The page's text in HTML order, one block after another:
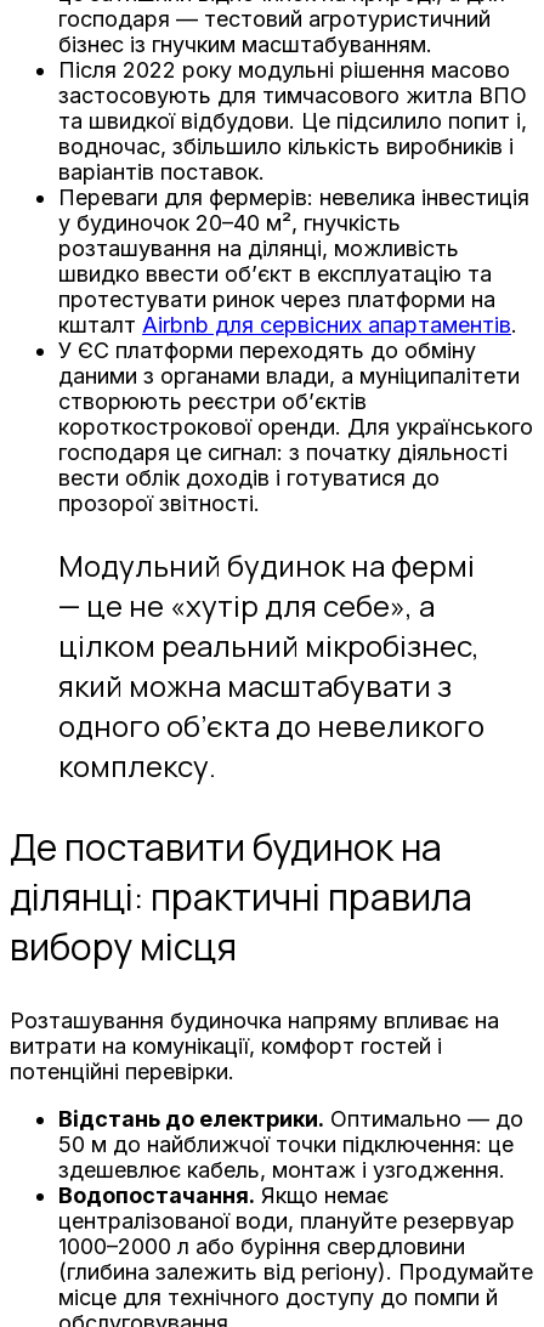
господаря — тестовий агротуристичний
бізнес із гнучким масштабуванням.
Після 2022 року модульні рішення масово
застосовують для тимчасового житла ВПО
та швидкої відбудови. Це підсилило попит і,
водночас, збільшило кількість виробників і
варіантів поставок.
Переваги для фермерів: невелика інвестиція
у будиночок 20–40 м², гнучкість
розташування на ділянці, можливість
швидко ввести об’єкт в експлуатацію та
протестувати ринок через платформи на
кшталт Airbnb для сервісних апартаментів.
У ЄС платформи переходять до обміну
даними з органами влади, а муніципалітети
створюють реєстри об’єктів
короткострокової оренди. Для українського
господаря це сигнал: з початку діяльності
вести облік доходів і готуватися до
прозорої звітності.
Модульний будинок на фермі
— це не «хутір для себе», а
цілком реальний мікробізнес,
який можна масштабувати з
одного об’єкта до невеликого
комплексу.
Де поставити будинок на
ділянці: практичні правила
вибору місця
Розташування будиночка напряму впливає на
витрати на комунікації, комфорт гостей і
потенційні перевірки.
Відстань до електрики. Оптимально — до
50 м до найближчої точки підключення: це
здешевлює кабель, монтаж і узгодження.
Водопостачання. Якщо немає
централізованої води, плануйте резервуар
1000–2000 л або буріння свердловини
(глибина залежить від регіону). Продумайте
місце для технічного доступу до помпи й